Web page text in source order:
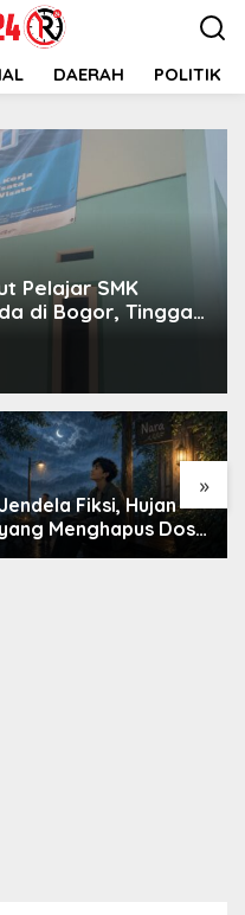
DAERAH POLITIK
Pelajar SMK
di Bogor, Tinggal
»
Jendela Fiksi, Hujan
Menghapus Dosa